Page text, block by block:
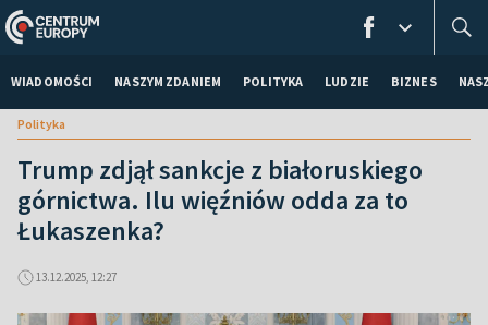
WIADOMOŚCI NASZYM ZDANIEM POLITYKA LUDZIE BIZNES
Polityka
Trump zdjął sankcje z białoruskiego
górnictwa. Ilu więźniów odda za to
Łukaszenka?
13.12.2025, 12:27